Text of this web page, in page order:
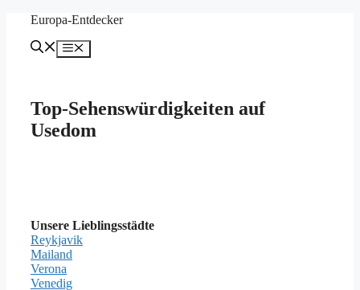
springen
Europa-Entdecker
Menü
Top-Sehenswürdigkeiten auf
Usedom
Unsere Lieblingsstädte
Reykjavik
Mailand
Verona
Venedig